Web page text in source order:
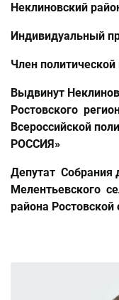
Неклиновский
Индивидуальный
Член
Выдвинут
Ростовского
Всероссийской
РОССИЯ»
Депутат Собрания
Мелентьевского
района Ростовской